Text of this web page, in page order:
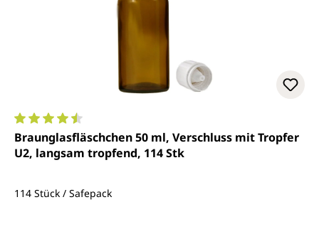
Durchschnittliche Bewertung von 4.6 von 5 Sternen
Braunglasfläschchen 50 ml, Verschluss mit Tropfer
U2, langsam tropfend, 114 Stk
114 Stück / Safepack